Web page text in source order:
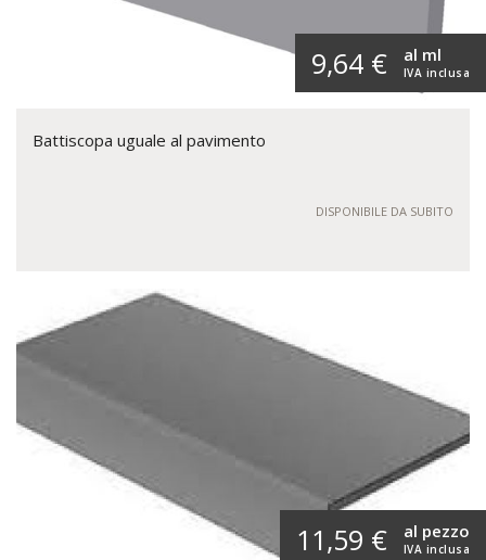
9,64 € IVA inclusa
al ml
Battiscopa uguale al pavimento
DISPONIBILE DA SUBITO
11,59 € IVA inclusa
al pezzo